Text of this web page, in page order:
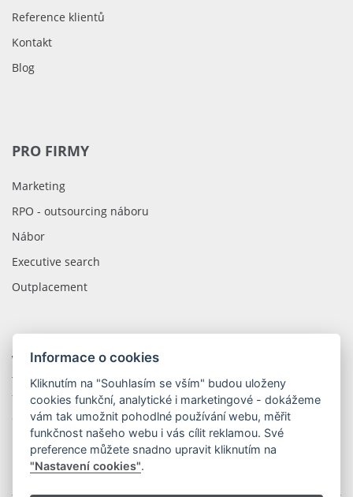
Reference klientů
Kontakt
Blog
PRO FIRMY
Marketing
RPO - outsourcing náboru
Nábor
Executive search
Outplacement
WOLIP CZECH REPUBLIC
tř. Kosmonautů 1288/1
779 00 Olomouc
Česká Republika
Informace o cookies
Kliknutím na "Souhlasím se vším" budou uloženy
cookies funkční, analytické i marketingové - dokážeme
vám tak umožnit pohodlné používání webu, měřit
funkčnost našeho webu i vás cílit reklamou. Své
preference můžete snadno upravit kliknutím na
"Nastavení cookies".